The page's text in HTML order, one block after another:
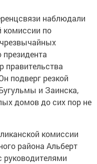
наблюдали
комиссии по
президента
правительства
подверг резкой
и Заинска,
домов до сих пор не
комиссии
района Альберт
руководителями